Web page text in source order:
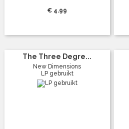
€ 4.99
The Three Degre...
New Dimensions
LP gebruikt